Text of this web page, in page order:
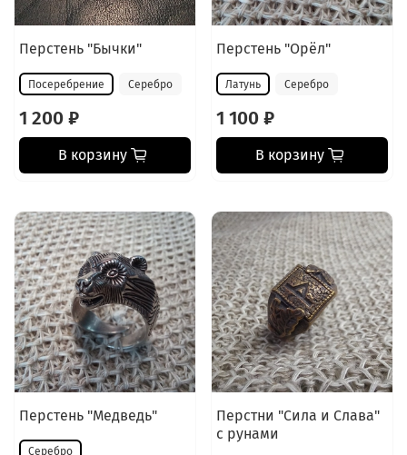
Перстень "Бычки"
Посеребрение Серебро
1 200 ₽
В корзину
Перстень "Орёл"
Латунь Серебро
1 100 ₽
В корзину
Перстень "Медведь"
Серебро
Перстни "Сила и Слава"
с рунами